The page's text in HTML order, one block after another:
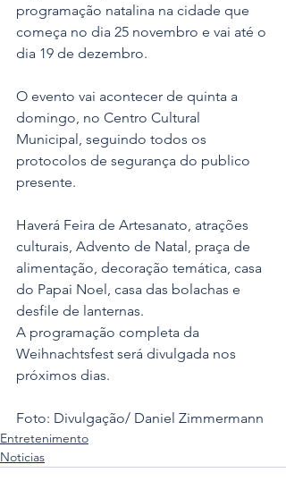
programação natalina na cidade que
começa no dia 25 novembro e vai até o
dia 19 de dezembro.
O evento vai acontecer de quinta a
domingo, no Centro Cultural
Municipal, seguindo todos os
protocolos de segurança do publico
presente.
Haverá Feira de Artesanato, atrações
culturais, Advento de Natal, praça de
alimentação, decoração temática, casa
do Papai Noel, casa das bolachas e
desfile de lanternas.
A programação completa da
Weihnachtsfest será divulgada nos
próximos dias.
Foto: Divulgação/ Daniel Zimmermann
Entretenimento
Noticias